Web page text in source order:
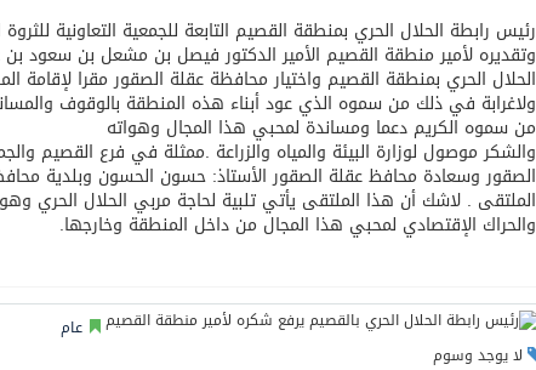
رئيس رابطة الحلال الحري بمنطقة القصيم التابعة للجمعية التعاونية
وتقديره لأمير منطقة القصيم الأمير الدكتور فيصل بن مشعل بن سعود بن
الحلال الحري بمنطقة القصيم واختيار محافظة عقلة الصقور مقرا لإقامة
ولاغرابة في ذلك من سموه الذي عود أبناء هذه المنطقة بالوقوف
من سموه الكريم دعما ومساندة لمحبي هذا المجال وهواته
والشكر موصول لوزارة البيئة والمياه والزراعة .ممثلة في فرع القصيم
الصقور وسعادة محافظ عقلة الصقور الأستاذ: حسون الحسون وبلدية
الملتقى . لاشك أن هذا الملتقى يأتي تلبية لحاجة مربي الحلال الحري
والحراك الإقتصادي لمحبي هذا المجال من داخل المنطقة وخارجها.
عام
لا يوجد وسوم